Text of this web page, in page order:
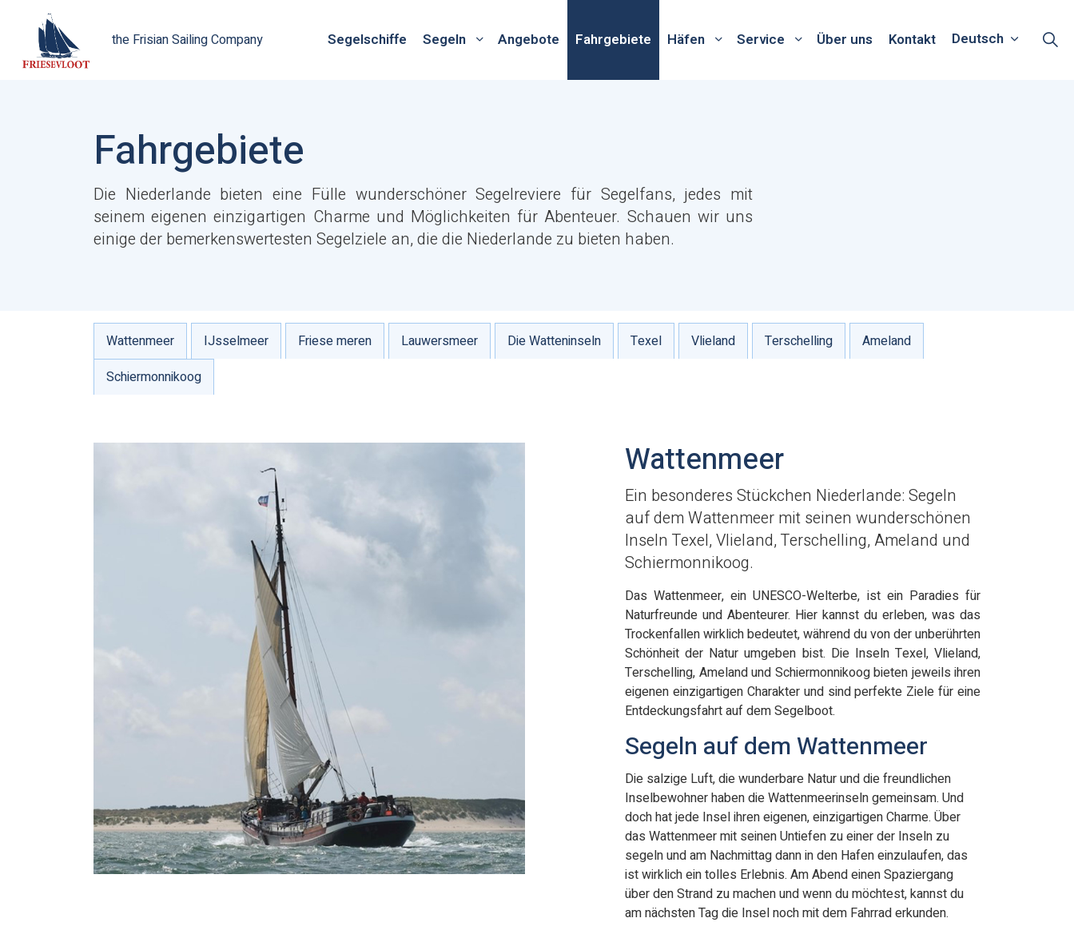
the Frisian Sailing Company Segelschiffe Segeln Angebote Fahrgebiete Häfen Service Über uns Kontakt Deutsch
Fahrgebiete
Die Niederlande bieten eine Fülle wunderschöner Segelreviere für Segelfans, jedes mit
seinem eigenen einzigartigen Charme und Möglichkeiten für Abenteuer. Schauen wir uns
einige der bemerkenswertesten Segelziele an, die die Niederlande zu bieten haben.
Wattenmeer IJsselmeer Friese meren Lauwersmeer Die Watteninseln Texel Vlieland Terschelling
Ameland
Schiermonnikoog
Wattenmeer
Ein besonderes Stückchen Niederlande: Segeln
auf dem Wattenmeer mit seinen wunderschönen
Inseln Texel, Vlieland, Terschelling, Ameland und
Schiermonnikoog.
Das Wattenmeer, ein UNESCO-Welterbe, ist ein Paradies für
Naturfreunde und Abenteurer. Hier kannst du erleben, was das
Trockenfallen wirklich bedeutet, während du von der unberührten
Schönheit der Natur umgeben bist. Die Inseln Texel, Vlieland,
Terschelling, Ameland und Schiermonnikoog bieten jeweils ihren
eigenen einzigartigen Charakter und sind perfekte Ziele für eine
Entdeckungsfahrt auf dem Segelboot.
Segeln auf dem Wattenmeer
Die salzige Luft, die wunderbare Natur und die freundlichen
Inselbewohner haben die Wattenmeerinseln gemeinsam. Und
doch hat jede Insel ihren eigenen, einzigartigen Charme. Über
das Wattenmeer mit seinen Untiefen zu einer der Inseln zu
segeln und am Nachmittag dann in den Hafen einzulaufen, das
ist wirklich ein tolles Erlebnis. Am Abend einen Spaziergang
über den Strand zu machen und wenn du möchtest, kannst du
am nächsten Tag die Insel noch mit dem Fahrrad erkunden.